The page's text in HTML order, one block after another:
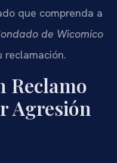
que comprenda a
de Wicomico
reclamación.
Reclamo
Agresión